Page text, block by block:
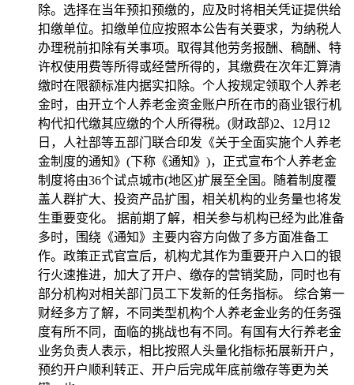
除。选择在当年预扣预缴的，应及时将相关凭证提供给
扣缴单位。扣缴单位应按照本公告有关要求，为纳税人
办理税前扣除有关事项。取得其他劳务报酬、稿酬、特
许权使用费等所得或经营所得的，其缴费在次年汇算清
缴时在限额标准内据实扣除。个人按规定领取个人养老
金时，由开立个人养老金资金账户所在市的商业银行机
构代扣代缴其应缴的个人所得税。(财政部)2、12月12
日，人社部等五部门联合印发《关于全面实施个人养老
金制度的通知》(下称《通知》)，正式宣布个人养老金
制度将由36个试点城市(地区)扩展至全国。随着制度覆
盖人群扩大、投资产品扩围，相关机构的业务量也将发
生重要变化。 据前期了解，相关参与机构已经为此准备
多时，围绕《通知》主要内容方向做了多方面准备工
作。政策正式官宣后，机构尤其作为重要开户入口的银
行火速推进，加大了开户、缴存的营销奖励，同时也有
部分机构对相关部门员工下发新的任务指标。 综合第一
财经多方了解，不同类型机构个人养老金业务的任务强
度有所不同，面临的挑战也有不同。有国有大行养老金
业务负责人表示，相比按照人头量化指标拓展新开户，
预约开户顺利转正、开户后完成年底前缴存等更为关